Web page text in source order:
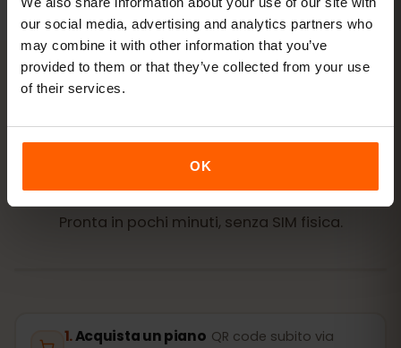
our social media, advertising and analytics partners who
may combine it with other information that you’ve
provided to them or that they’ve collected from your use
of their services.
OK
Attiva la tua eSIM per
Finlandia in3 passaggi
Pronta in pochi minuti, senza SIM fisica.
Acquista un piano QR code subito via